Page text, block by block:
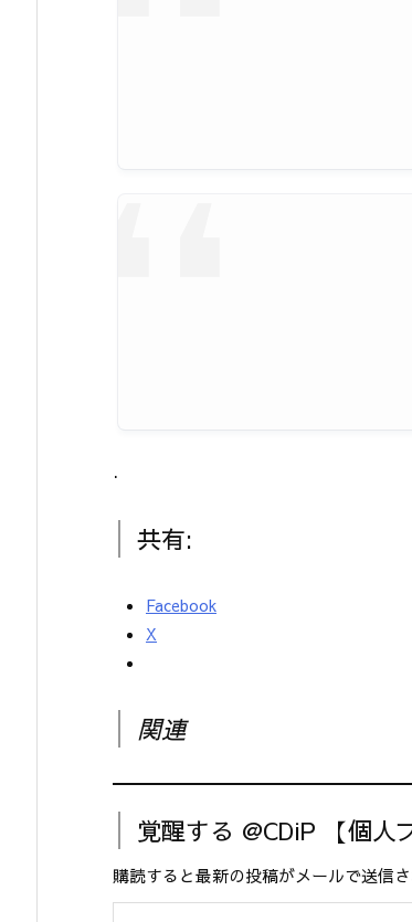
.
共有:
Facebook
X
関連
覚醒する @CDiP 【個人
購読すると最新の投稿がメールで送信さ
メールアドレスを入力...